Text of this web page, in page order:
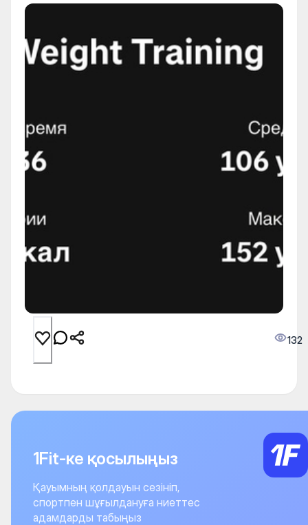
132
1Fit-ке қосылыңыз
Қауымның қолдауын сезініп,
спортпен шұғылдануға ниеттес
адамдарды табыңыз